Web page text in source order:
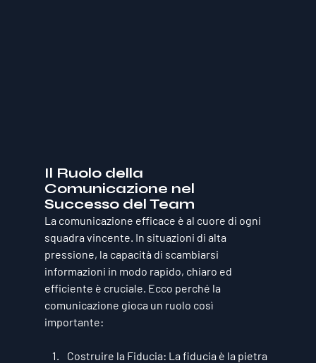
Il Ruolo della
Comunicazione nel
Successo del Team
La comunicazione efficace è al cuore di ogni
squadra vincente. In situazioni di alta
pressione, la capacità di scambiarsi
informazioni in modo rapido, chiaro ed
efficiente è cruciale. Ecco perché la
comunicazione gioca un ruolo così
importante:
Costruire la Fiducia: La fiducia è la pietra